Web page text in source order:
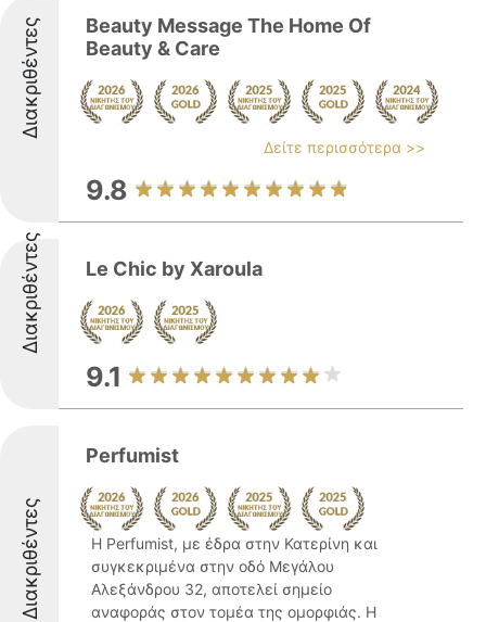
Διακριθέντες
Beauty Message The Home Of
Beauty & Care
Δείτε περισσότερα >>
9.8
Διακριθέντες Le Chic by Xaroula
9.1
Διακριθέντες
Perfumist
Η Perfumist, με έδρα στην Κατερίνη και
συγκεκριμένα στην οδό Μεγάλου
Αλεξάνδρου 32, αποτελεί σημείο
αναφοράς στον τομέα της ομορφιάς. Η